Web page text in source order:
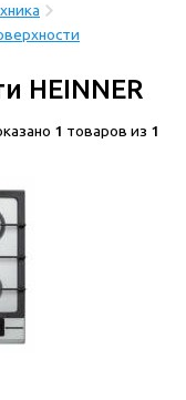
HEINNER
1 товаров из 1